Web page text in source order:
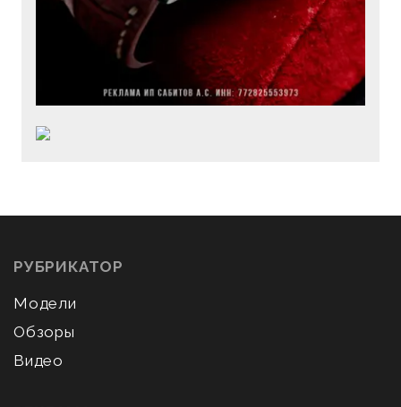
РУБРИКАТОР
Модели
Обзоры
Видео